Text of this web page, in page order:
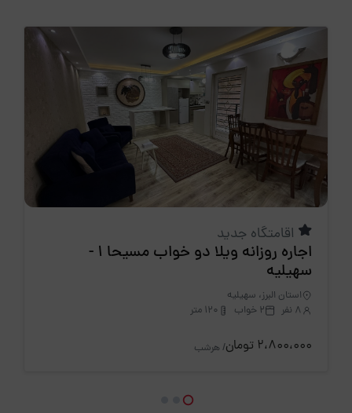
اقامتگاه جدید
اجاره روزانه ویلا دو خواب مسیحا 1 -
سهیلیه
استان البرز، سهیلیه
8 نفر
2 خواب 120 متر
2،800،000 تومان / هرشب